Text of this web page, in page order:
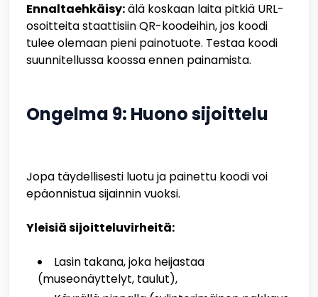
Ennaltaehkäisy:älä koskaan laita pitkiä URL-
osoitteita staattisiin QR-koodeihin, jos koodi
tulee olemaan pieni painotuote. Testaa koodi
suunnitellussa koossa ennen painamista.
Ongelma 9: Huono sijoittelu
Jopa täydellisesti luotu ja painettu koodi voi
epäonnistua sijainnin vuoksi.
Yleisiä sijoitteluvirheitä:
Lasin takana, joka heijastaa
(museonäyttelyt, taulut),